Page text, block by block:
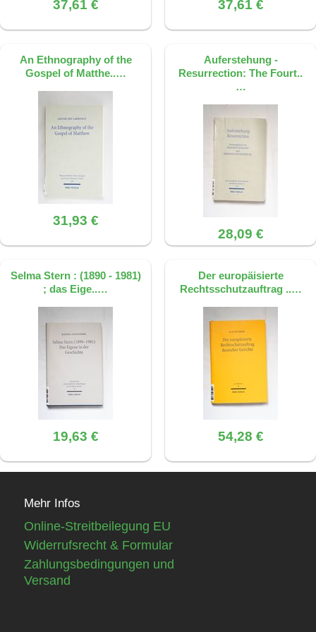
Dieses FAQ wurde mit KI erstellt, basierend
auf der Quelle: S. 188, ISBN
37,61 € 37,61 €
An Ethnography of the
Gospel of Matthe..…
31,93 €
Auferstehung -
Resurrection: The Fourt..
…
28,09 €
Selma Stern : (1890 - 1981)
; das Eige..…
19,63 €
Der europäisierte
Rechtsschutzauftrag ..…
54,28 €
Mehr Infos
Online-Streitbeilegung EU
Widerrufsrecht & Formular
Zahlungsbedingungen und
Versand